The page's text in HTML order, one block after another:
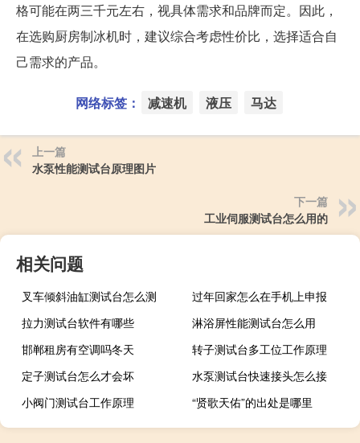
格可能在两三千元左右，视具体需求和品牌而定。因此，
在选购厨房制冰机时，建议综合考虑性价比，选择适合自
己需求的产品。
网络标签： 减速机 液压 马达
上一篇
水泵性能测试台原理图片
下一篇
工业伺服测试台怎么用的
相关问题
叉车倾斜油缸测试台怎么测
过年回家怎么在手机上申报
拉力测试台软件有哪些
淋浴屏性能测试台怎么用
邯郸租房有空调吗冬天
转子测试台多工位工作原理
定子测试台怎么才会坏
水泵测试台快速接头怎么接
小阀门测试台工作原理
“贤歌天佑”的出处是哪里